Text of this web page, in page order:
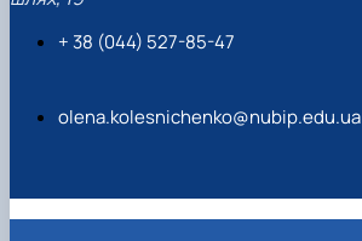
+ 38 (044) 527-85-47
olena.kolesnichenko@nubip.edu.ua